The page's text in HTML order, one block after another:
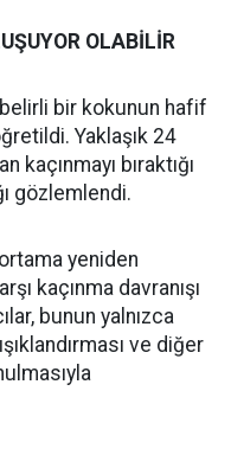
OLABİLİR
bir kokunun hafif
Yaklaşık 24
bıraktığı
gözlemlendi.
yeniden
kaçınma davranışı
bunun yalnızca
ve diğer